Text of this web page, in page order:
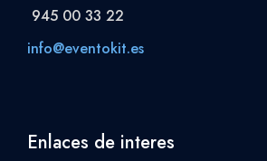
945 00 33 22
info@eventokit.es
Enlaces de interes